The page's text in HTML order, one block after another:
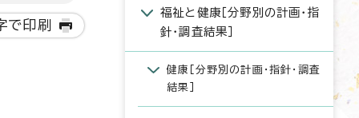
で印刷
福祉と健康［分野別の計画・指
針・調査結果］
健康［分野別の計画・指針・調査
結果］